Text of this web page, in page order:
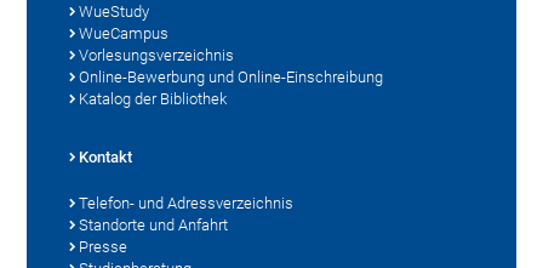
WueStudy
WueCampus
Vorlesungsverzeichnis
Online-Bewerbung und Online-Einschreibung
Katalog der Bibliothek
Kontakt
Telefon- und Adressverzeichnis
Standorte und Anfahrt
Presse